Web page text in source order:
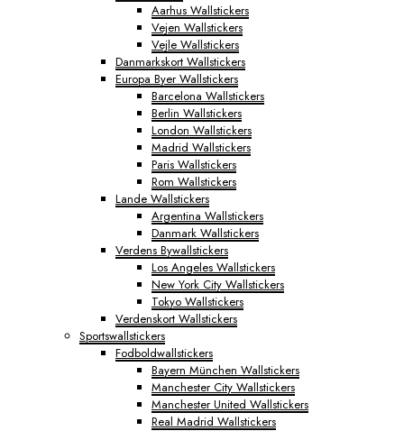
Aarhus Wallstickers
Vejen Wallstickers
Vejle Wallstickers
Danmarkskort Wallstickers
Europa Byer Wallstickers
Barcelona Wallstickers
Berlin Wallstickers
London Wallstickers
Madrid Wallstickers
Paris Wallstickers
Rom Wallstickers
Lande Wallstickers
Argentina Wallstickers
Danmark Wallstickers
Verdens Bywallstickers
Los Angeles Wallstickers
New York City Wallstickers
Tokyo Wallstickers
Verdenskort Wallstickers
Sportswallstickers
Fodboldwallstickers
Bayern München Wallstickers
Manchester City Wallstickers
Manchester United Wallstickers
Real Madrid Wallstickers